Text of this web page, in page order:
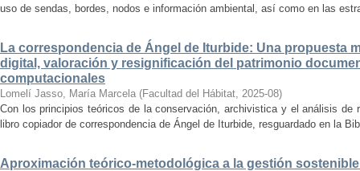
uso de sendas, bordes, nodos e información ambiental, así como en las
La correspondencia de Ángel de Iturbide: Una propuesta
digital, valoración y resignificación del patrimonio
computacionales
Lomelí Jasso, María Marcela (Facultad del Hábitat, 2025-08)
Con los principios teóricos de la conservación, archivistica y el análisis de
libro copiador de correspondencia de Ángel de Iturbide, resguardado en la
Aproximación teórico-metodológica a la gestión